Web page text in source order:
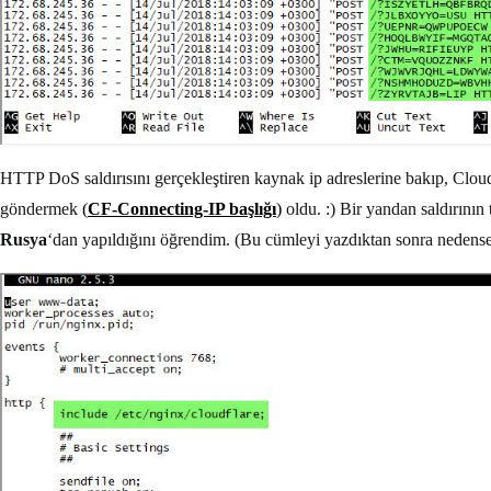
HTTP DoS saldırısını gerçekleştiren kaynak ip adreslerine bakıp,
göndermek (CF-Connecting-IP başlığı) oldu. :) Bir yandan
Rusya‘dan yapıldığını öğrendim. (Bu cümleyi yazdıktan sonra